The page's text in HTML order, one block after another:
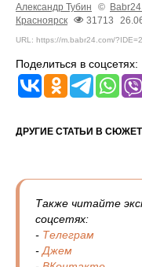
Александр Тубин ©
Красноярск
31713
URL: https://m.babr24.com/
Поделиться в соцсетях:
ДРУГИЕ СТАТЬИ В
Также читайте
соцсетях:
- Телеграм
-Джем